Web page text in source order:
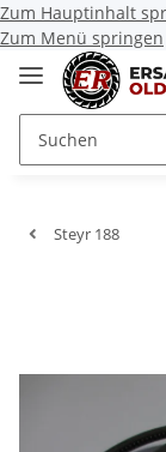
Zum Hauptinhalt
Zum Menü springen
Steyr 188